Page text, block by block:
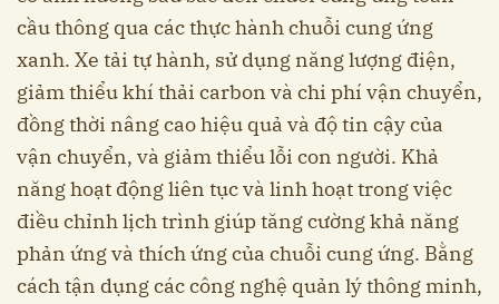
cầu thông qua các thực hành chuỗi cung ứng
xanh. Xe tải tự hành, sử dụng năng lượng điện,
giảm thiểu khí thải carbon và chi phí vận chuyển,
đồng thời nâng cao hiệu quả và độ tin cậy của
vận chuyển, và giảm thiểu lỗi con người. Khả
năng hoạt động liên tục và linh hoạt trong việc
điều chỉnh lịch trình giúp tăng cường khả năng
phản ứng và thích ứng của chuỗi cung ứng. Bằng
cách tận dụng các công nghệ quản lý thông minh,